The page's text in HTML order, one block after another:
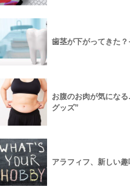
歯茎が下がってきた
お腹のお肉が気にな
グッズ”
アラフィフ、新しい